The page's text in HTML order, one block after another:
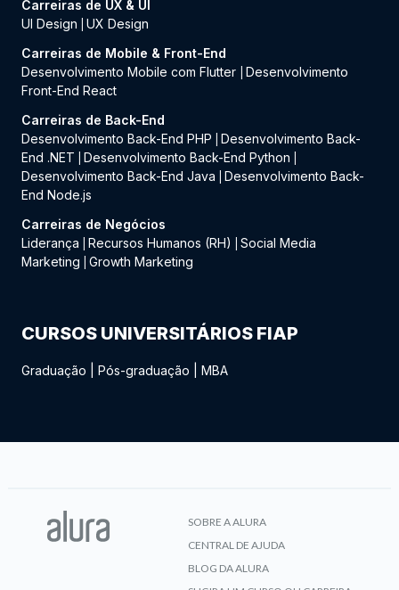
Carreiras de UX & UI
UI Design
UX Design
Carreiras de Mobile & Front-End
Desenvolvimento Mobile com Flutter
Desenvolvimento
Front-End React
Carreiras de Back-End
Desenvolvimento Back-End PHP
Desenvolvimento Back-
End .NET
Desenvolvimento Back-End Python
Desenvolvimento Back-End Java
Desenvolvimento Back-
End Node.js
Carreiras de Negócios
Liderança
Recursos Humanos (RH)
Social Media
Marketing
Growth Marketing
CURSOS UNIVERSITÁRIOS FIAP
Graduação Pós-graduação MBA
SOBRE A ALURA
CENTRAL DE AJUDA
BLOG DA ALURA